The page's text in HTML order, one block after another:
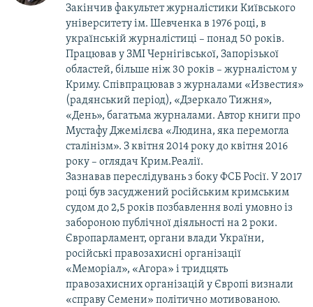
Закінчив факультет журналістики Київського
університету ім. Шевченка в 1976 році, в
українській журналістиці – понад 50 років.
Працював у ЗМІ Чернігівської, Запорізької
областей, більше ніж 30 років – журналістом у
Криму. Співпрацював з журналами «Известия»
(радянський період), «Дзеркало Тижня»,
«День», багатьма журналами. Автор книги про
Мустафу Джемілєва «Людина, яка перемогла
сталінізм». З квітня 2014 року до квітня 2016
року – оглядач Крим.Реалії.
Зазнавав переслідувань з боку ФСБ Росії. У 2017
році був засуджений російським кримським
судом до 2,5 років позбавлення волі умовно із
забороною публічної діяльності на 2 роки.
Європарламент, органи влади України,
російські правозахисні організації
«Меморіал», «Агора» і тридцять
правозахисних організацій у Європі визнали
«справу Семени» політично мотивованою.